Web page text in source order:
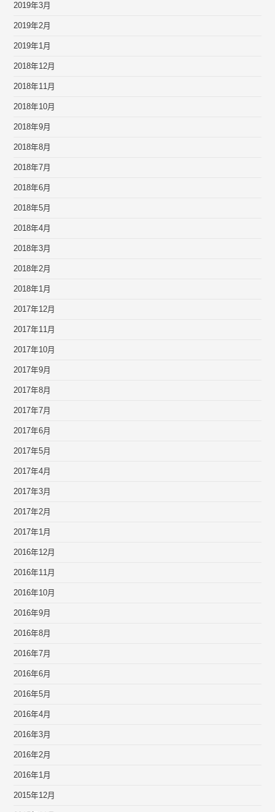
2019年3月
2019年2月
2019年1月
2018年12月
2018年11月
2018年10月
2018年9月
2018年8月
2018年7月
2018年6月
2018年5月
2018年4月
2018年3月
2018年2月
2018年1月
2017年12月
2017年11月
2017年10月
2017年9月
2017年8月
2017年7月
2017年6月
2017年5月
2017年4月
2017年3月
2017年2月
2017年1月
2016年12月
2016年11月
2016年10月
2016年9月
2016年8月
2016年7月
2016年6月
2016年5月
2016年4月
2016年3月
2016年2月
2016年1月
2015年12月